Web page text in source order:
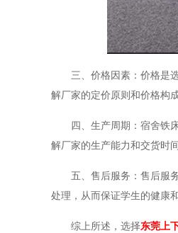
三、价格因素：价格是
解厂家的定价原则和价格构
四、生产周期：宿舍铁
解厂家的生产能力和交货时
五、售后服务：售后服
处理，从而保证学生的健康
综上所述，选择东莞上